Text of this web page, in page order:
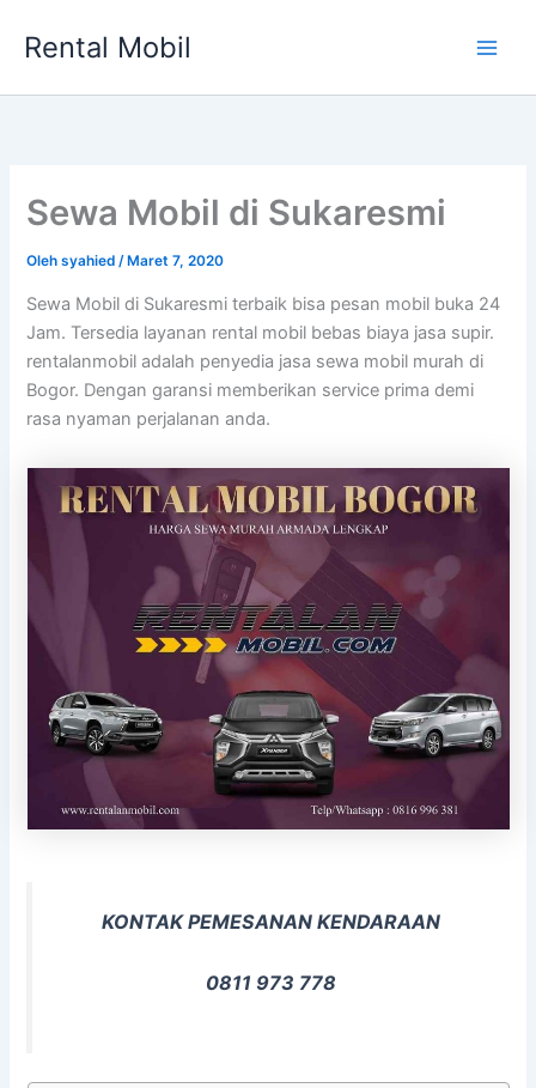
Rental Mobil
Sewa Mobil di Sukaresmi
Olehsyahied/ Maret 7, 2020
Sewa Mobil di Sukaresmi terbaik bisa pesan mobil buka 24
Jam. Tersedia layanan rental mobil bebas biaya jasa supir.
rentalanmobil adalah penyedia jasa sewa mobil murah di
Bogor. Dengan garansi memberikan service prima demi
rasa nyaman perjalanan anda.
KONTAK PEMESANAN KENDARAAN
0811 973 778